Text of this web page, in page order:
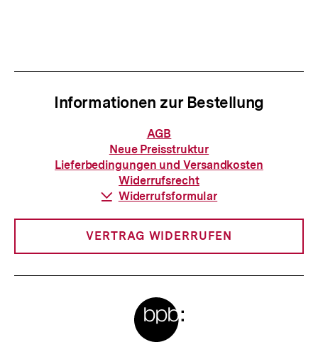
Informationen zur Bestellung
Informationen
zur
Bestellung
AGB
Neue Preisstruktur
Lieferbedingungen und Versandkosten
Widerrufsrecht
Download-
Widerrufsformular
VERTRAG WIDERRUFEN